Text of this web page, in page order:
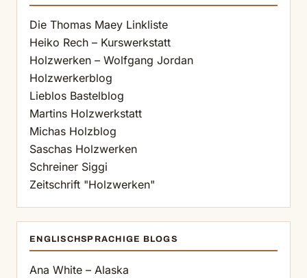
Die Thomas Maey Linkliste
Heiko Rech – Kurswerkstatt
Holzwerken – Wolfgang Jordan
Holzwerkerblog
Lieblos Bastelblog
Martins Holzwerkstatt
Michas Holzblog
Saschas Holzwerken
Schreiner Siggi
Zeitschrift "Holzwerken"
ENGLISCHSPRACHIGE BLOGS
Ana White – Alaska